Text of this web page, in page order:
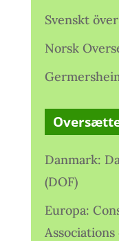
Svenskt
Norsk
Danmark:
(DOF)
Europa: